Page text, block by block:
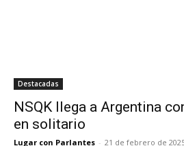
Destacadas
NSQK llega a Argentina
en solitario
Lugar con Parlantes - 21 de febrero de